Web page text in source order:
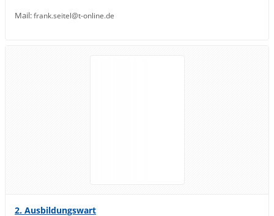
Mail:frank.seitel@t-online.de
2. Ausbildungswart